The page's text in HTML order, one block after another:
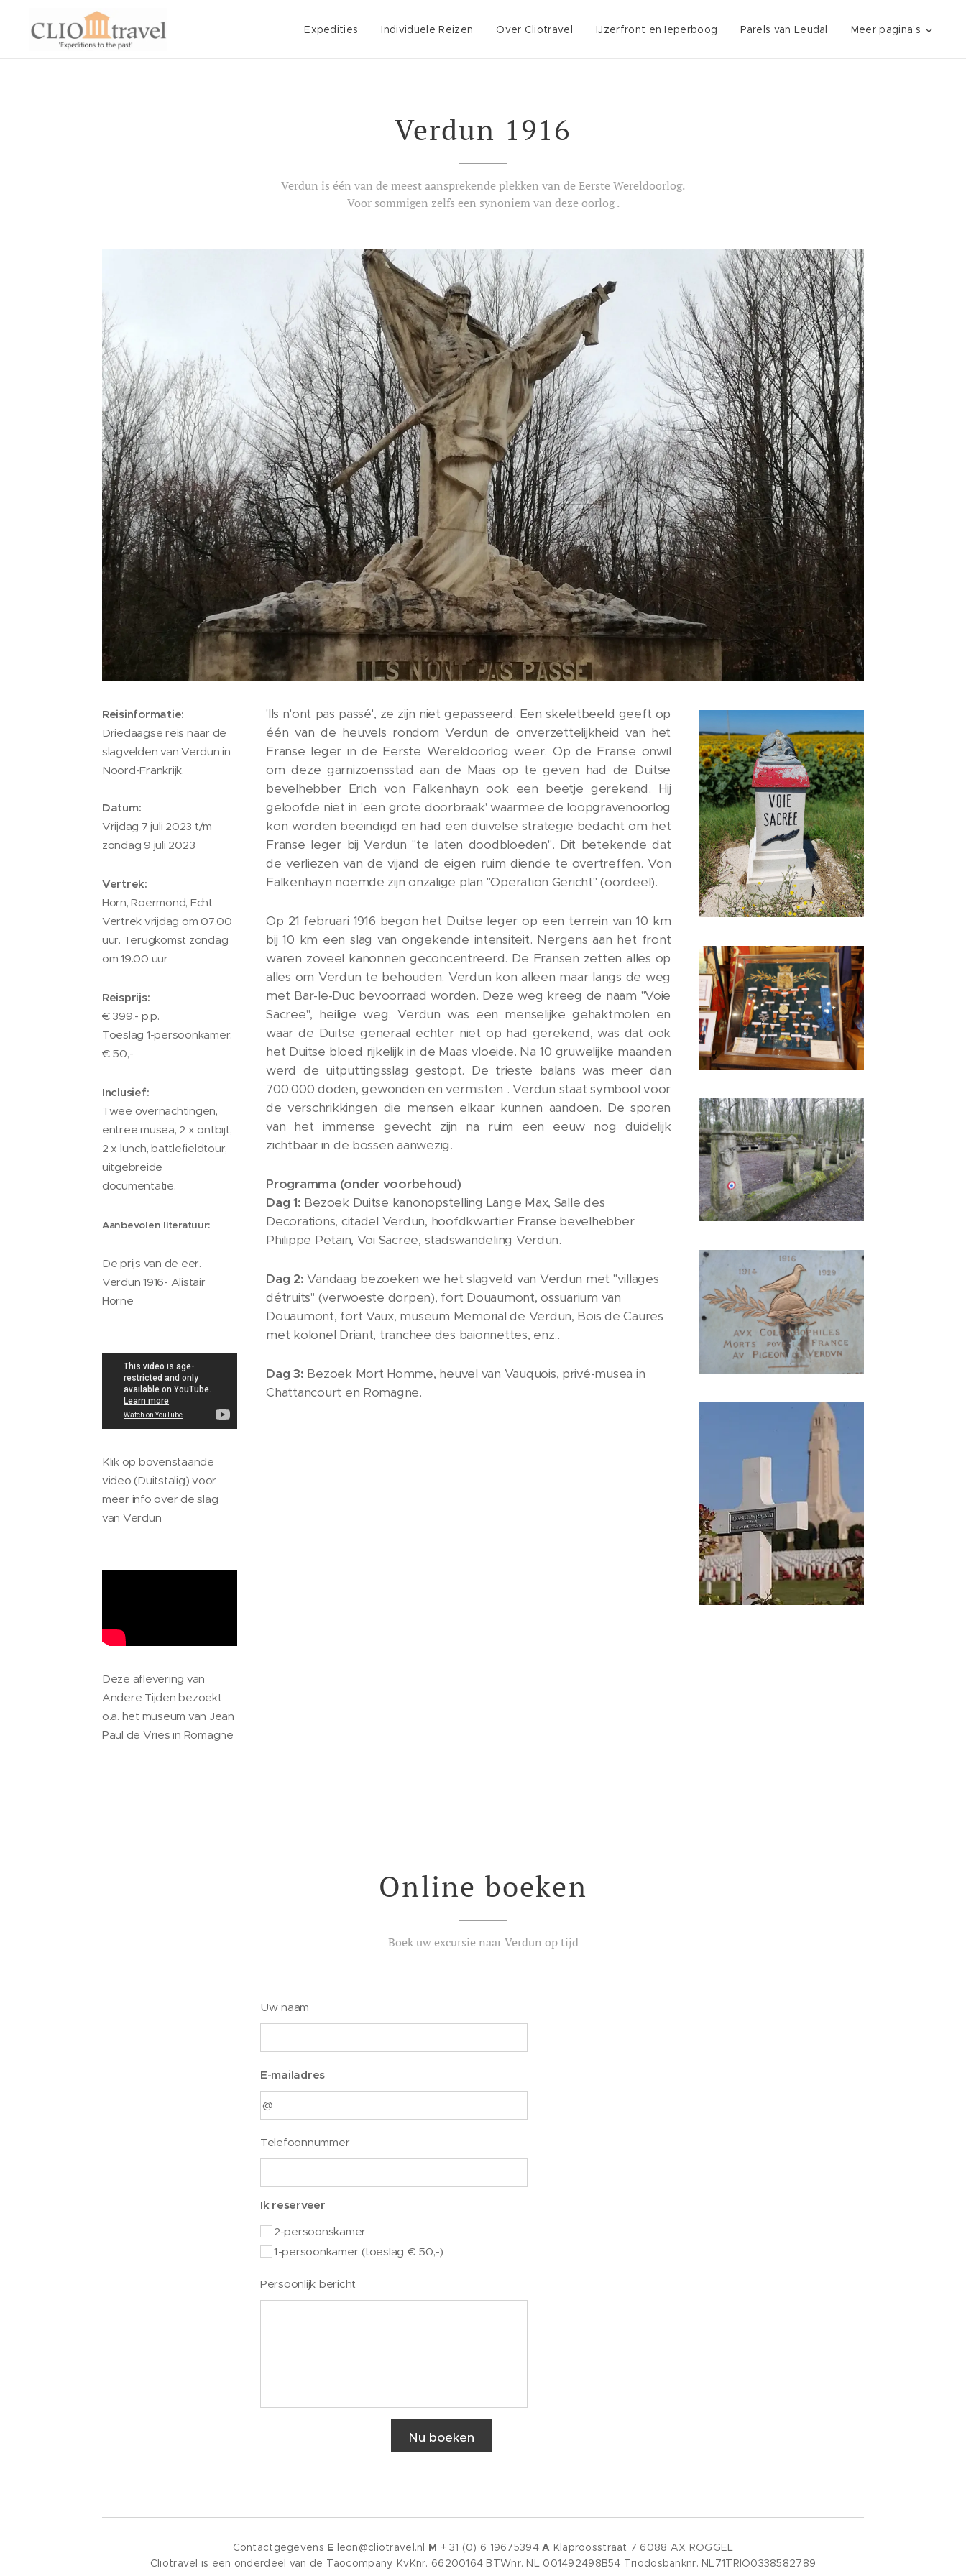
Expedities Individuele Reizen Over Cliotravel IJzerfront en Ieperboog Parels van Leudal Meer pagina's
Verdun 1916
Verdun is één van de meest aansprekende plekken van de Eerste Wereldoorlog.
Voor sommigen zelfs een synoniem van deze oorlog .
Reisinformatie:
Driedaagse reis naar de
slagvelden van Verdun in
Noord-Frankrijk.
Datum:
Vrijdag 7 juli 2023 t/m
zondag 9 juli 2023
Vertrek:
Horn, Roermond, Echt
Vertrek vrijdag om 07.00
uur. Terugkomst zondag
om 19.00 uur
Reisprijs:
€ 399,- p.p.
Toeslag 1-persoonkamer:
€ 50,-
Inclusief:
Twee overnachtingen,
entree musea, 2 x ontbijt,
2 x lunch, battlefieldtour,
uitgebreide
documentatie.
Aanbevolen literatuur:
De prijs van de eer.
Verdun 1916- Alistair
Horne
Klik op bovenstaande
video (Duitstalig) voor
meer info over de slag
van Verdun
Deze aflevering van
Andere Tijden bezoekt
o.a. het museum van Jean
Paul de Vries in Romagne
'Ils n'ont pas passé', ze zijn niet gepasseerd. Een skeletbeeld geeft op
één van de heuvels rondom Verdun de onverzettelijkheid van het
Franse leger in de Eerste Wereldoorlog weer. Op de Franse onwil
om deze garnizoensstad aan de Maas op te geven had de Duitse
bevelhebber Erich von Falkenhayn ook een beetje gerekend. Hij
geloofde niet in 'een grote doorbraak' waarmee de loopgravenoorlog
kon worden beeindigd en had een duivelse strategie bedacht om het
Franse leger bij Verdun "te laten doodbloeden". Dit betekende dat
de verliezen van de vijand de eigen ruim diende te overtreffen. Von
Falkenhayn noemde zijn onzalige plan "Operation Gericht" (oordeel).
Op 21 februari 1916 begon het Duitse leger op een terrein van 10 km
bij 10 km een slag van ongekende intensiteit. Nergens aan het front
waren zoveel kanonnen geconcentreerd. De Fransen zetten alles op
alles om Verdun te behouden. Verdun kon alleen maar langs de weg
met Bar-le-Duc bevoorraad worden. Deze weg kreeg de naam "Voie
Sacree", heilige weg. Verdun was een menselijke gehaktmolen en
waar de Duitse generaal echter niet op had gerekend, was dat ook
het Duitse bloed rijkelijk in de Maas vloeide. Na 10 gruwelijke maanden
werd de uitputtingsslag gestopt. De trieste balans was meer dan
700.000 doden, gewonden en vermisten . Verdun staat symbool voor
de verschrikkingen die mensen elkaar kunnen aandoen. De sporen
van het immense gevecht zijn na ruim een eeuw nog duidelijk
zichtbaar in de bossen aanwezig.
Programma (onder voorbehoud)
Dag 1: Bezoek Duitse kanonopstelling Lange Max, Salle des
Decorations, citadel Verdun, hoofdkwartier Franse bevelhebber
Philippe Petain, Voi Sacree, stadswandeling Verdun.
Dag 2:Vandaag bezoeken we het slagveld van Verdun met "villages
détruits" (verwoeste dorpen), fort Douaumont, ossuarium van
Douaumont, fort Vaux, museum Memorial de Verdun, Bois de Caures
met kolonel Driant, tranchee des baionnettes, enz..
Dag 3: Bezoek Mort Homme, heuvel van Vauquois, privé-musea in
Chattancourt en Romagne.
Online boeken
Boek uw excursie naar Verdun op tijd
Uw naam
E-mailadres
Telefoonnummer
Ik reserveer
2-persoonskamer
1-persoonkamer (toeslag € 50,-)
Persoonlijk bericht
Nu boeken
Contactgegevens E leon@cliotravel.nl M + 31 (0) 6 19675394A Klaproosstraat 7 6088 AX ROGGEL
Cliotravel is een onderdeel van de Taocompany. KvKnr. 66200164 BTWnr. NL 001492498B54 Triodosbanknr. NL71TRIO0338582789